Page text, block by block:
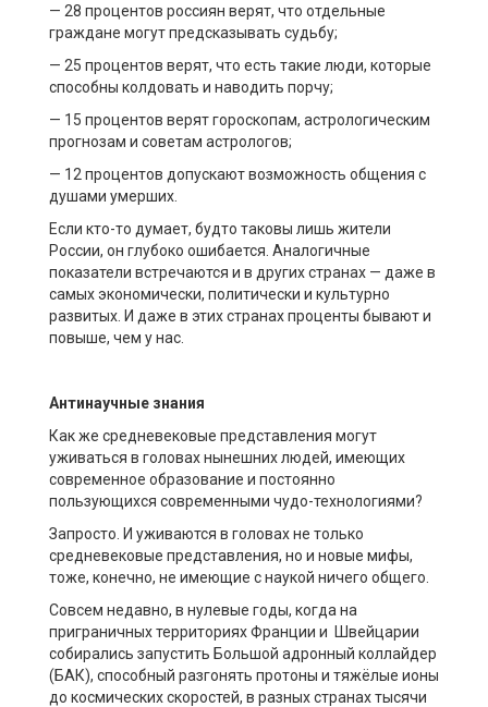
— 28 процентов россиян верят, что отдельные
граждане могут предсказывать судьбу;
— 25 процентов верят, что есть такие люди, которые
способны колдовать и наводить порчу;
— 15 процентов верят гороскопам, астрологическим
прогнозам и советам астрологов;
— 12 процентов допускают возможность общения с
душами умерших.
Если кто-то думает, будто таковы лишь жители
России, он глубоко ошибается. Аналогичные
показатели встречаются и в других странах — даже в
самых экономически, политически и культурно
развитых. И даже в этих странах проценты бывают и
повыше, чем у нас.
Антинаучные знания
Как же средневековые представления могут
уживаться в головах нынешних людей, имеющих
современное образование и постоянно
пользующихся современными чудо-технологиями?
Запросто. И уживаются в головах не только
средневековые представления, но и новые мифы,
тоже, конечно, не имеющие с наукой ничего общего.
Совсем недавно, в нулевые годы, когда на
приграничных территориях Франции и Швейцарии
собирались запустить Большой адронный коллайдер
(БАК), способный разгонять протоны и тяжёлые ионы
до космических скоростей, в разных странах тысячи